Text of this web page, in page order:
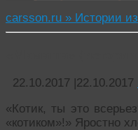
carsson.ru » Истории
22.10.2017 |22.10.2017
«Котик, ты это
«котиком»!» Яростно